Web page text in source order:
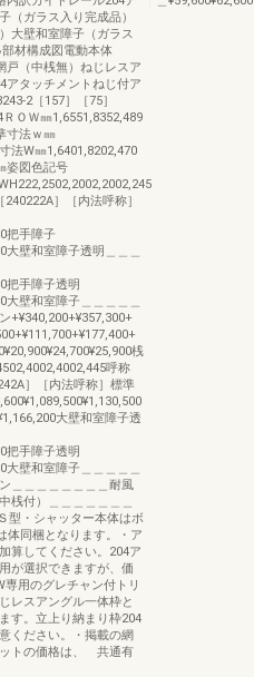
（ガラス入り完成品）
大壁和室障子（ガラス
材構成図電動本体
（中桟無）ねじレスア
アタッチメントねじ付ア
2［157］［75］
ＯＷ㎜1,6551,8352,489
寸法ｗ㎜
法W㎜1,6401,8202,470
姿図色記号
］［内法呼称］
把手障子
大壁和室障子透明＿＿＿
把手障子透明
大壁和室障子＿＿＿＿＿
+¥340,200+¥357,300+
桟
呼称
］［内法呼称］標準
大壁和室障子透
把手障子透明
大壁和室障子＿＿＿＿＿
＿＿＿＿＿＿＿＿耐風
桟付）＿＿＿＿＿＿＿
型・シャッター本体はボ
体同梱となります。・ア
算してください。204ア
が選択できますが、価
用のグレチャン付トリ
レスアングル一体枠と
す。立上り納まり枠204
ください。・掲載の網
ットの価格は、 共通有